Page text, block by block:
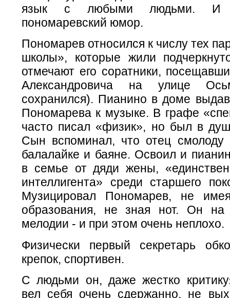
язык с любыми людьми. И
пономаревский юмор.
Пономарев относился к числу тех
школы», которые жили
отмечают его соратники,
Александровича на улице
сохранился). Пианино в доме
Пономарева к музыке. В графе
часто писал «физик», но был в
Сын вспоминал, что отец смолоду
балалайке и баяне. Освоил и
в семье от дяди жены,
интеллигента» среди старшего
Музицировал Пономарев, не
образования, не зная нот. Он на
мелодии - и при этом очень неплохо.
Физически первый секретарь
крепок, спортивен.
С людьми он, даже жестко
вел себя очень сдержанно, не